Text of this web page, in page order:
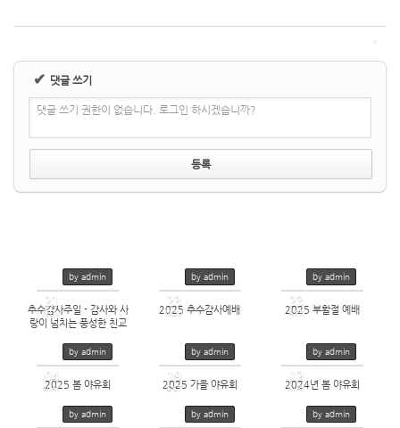
✔ 댓글 쓰기
댓글 쓰기 권한이 없습니다. 로그인 하시겠습니까?
21
NOV
by admin
2021/11/21
byadmin
추수감사주일 - 감사와 사
랑이 넘치는 풍성한 친교
23
NOV
by admin
2025 추수감사예배
23
APR
by admin
2025 부활절 예배
04
MAY
by admin
164
2025 봄 야유회
19
OCT
by admin
91
2025 가을 야유회
12
MAY
by admin
649
2024년 봄 야유회
by admin by admin by admin